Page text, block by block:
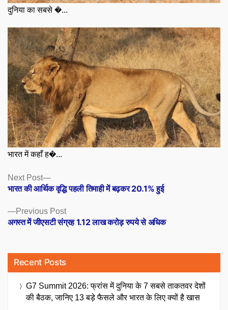
दुनिया का सबसे �...
भारत में कहाँ ह�...
Posts
navigation
Previous PostPrevious
post:
अगस्त में जीएसटी संग्रह 1.12 लाख करोड़ रुपये से अधिक
Next Post
Next
post:
भारत की आर्थिक वृद्धि पहली तिमाही में बढ़कर 20.1% हुई
Recent Posts
G7 Summit 2026: फ्रांस में दुनिया के 7 सबसे ताकतवर देशों
की बैठक, जानिए 13 बड़े फैसले और भारत के लिए क्यों है खास